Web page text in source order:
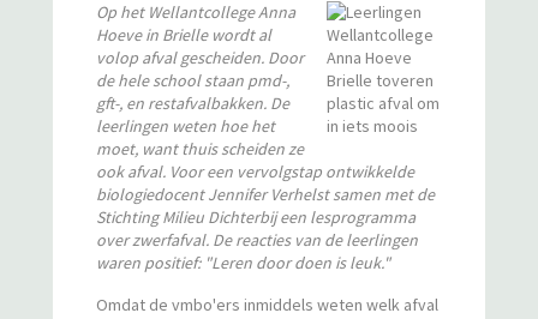
Op het Wellantcollege Anna
Hoeve in Brielle wordt al
volop afval gescheiden. Door
de hele school staan pmd-,
gft-, en restafvalbakken. De
leerlingen weten hoe het
moet, want thuis scheiden ze
ook afval. Voor een vervolgstap ontwikkelde
biologiedocent Jennifer Verhelst samen met de
Stichting Milieu Dichterbij een lesprogramma
over zwerfafval. De reacties van de leerlingen
waren positief: "Leren door doen is leuk."
Omdat de vmbo'ers inmiddels weten welk afval